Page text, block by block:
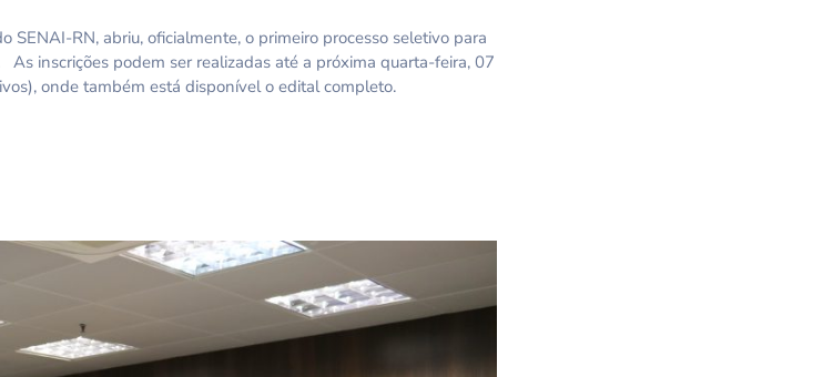
SENAI-RN, abriu, oficialmente, o primeiro processo seletivo para
inscrições podem ser realizadas até a próxima quarta-feira, 07
onde também está disponível o edital completo.